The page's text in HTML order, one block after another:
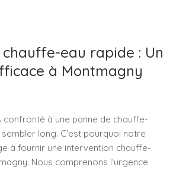
eau rapide : Un
à Montmagny
confronté à une panne de chauffe-
long. C'est pourquoi notre
à fournir une intervention chauffe-
Nous comprenons l’urgence